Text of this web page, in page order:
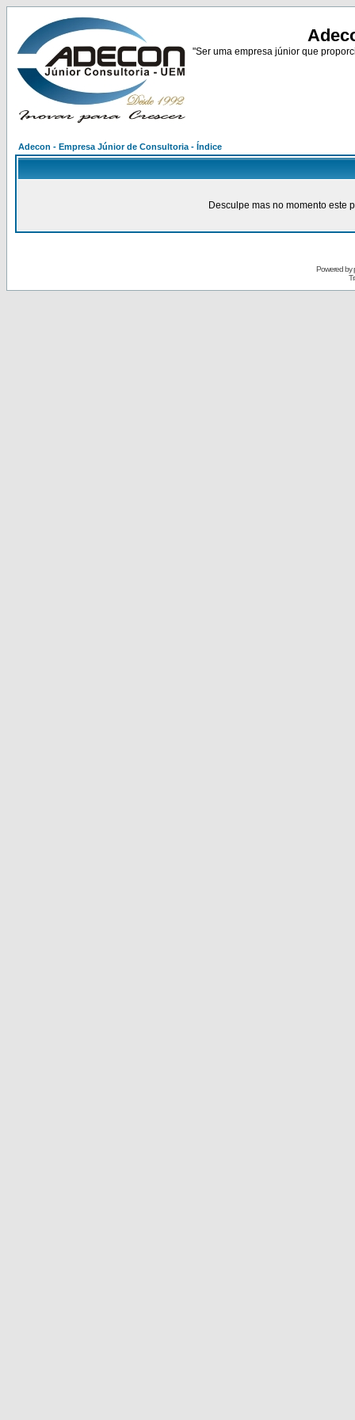
"Ser uma empresa júnior que
Adecon - Empresa Júnior de Consultoria - Índice
Desculpe mas no momento este
Powered by